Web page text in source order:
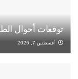
توقعات أحوال
أغسطس 7, 2026